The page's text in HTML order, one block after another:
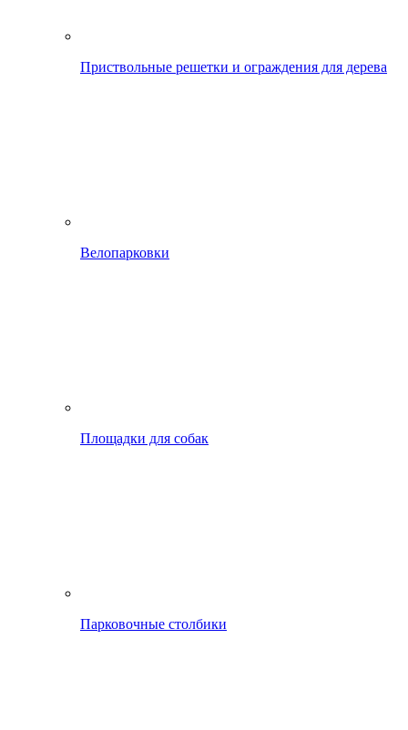
Приствольные решетки и ограждения для дерева
Велопарковки
Площадки для собак
Парковочные столбики